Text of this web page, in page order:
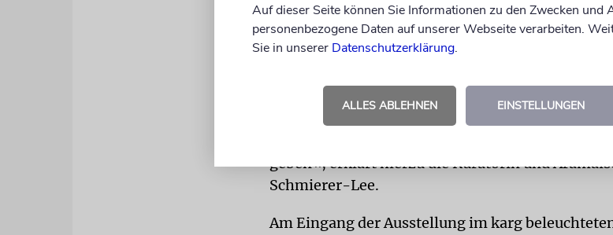
192.848 einzelne Schriftstücke aus der Geniza
Bruchteil davon ist erforscht oder übersetzt.
Universität Cambridge der »weggeworfenen
»Nirgendwo sonst findet man Dokumente aus
geben«, erklärt hierzu die Kuratorin und
Schmierer-Lee.
Am Eingang der Ausstellung im karg
Auf dieser Seite können Sie Informationen zu den Zwecken und
personenbezogene Daten auf unserer Webseite verarbeiten.
Sie in unserer Datenschutzerklärung.
ALLES ABLEHNEN EINSTELLUNGEN